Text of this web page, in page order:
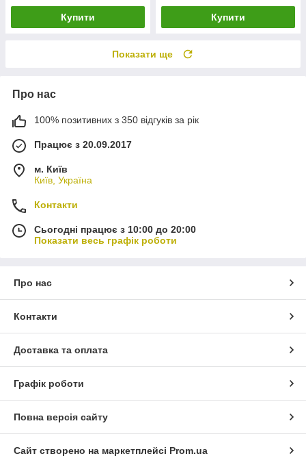
Купити Купити
Показати ще
Про нас
100% позитивних з 350 відгуків за рік
Працює з 20.09.2017
м. Київ
Київ, Україна
Контакти
Сьогодні працює з 10:00 до 20:00
Показати весь графік роботи
Про нас
Контакти
Доставка та оплата
Графік роботи
Повна версія сайту
Сайт створено на маркетплейсі Prom.ua